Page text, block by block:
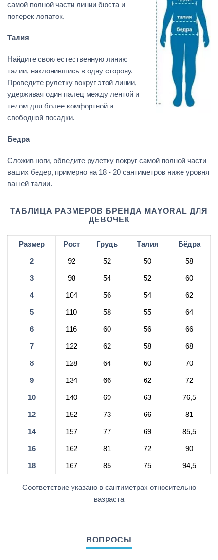
самой полной части линии бюста и
поперек лопаток.
Талия
Найдите свою естественную линию
талии, наклонившись в одну сторону.
Проведите рулетку вокруг этой линии,
удерживая один палец между лентой и
телом для более комфортной и
свободной посадки.
Бедра
Сложив ноги, обведите рулетку вокруг самой полной части
ваших бедер, примерно на 18 - 20 сантиметров ниже уровня
вашей талии.
ТАБЛИЦА РАЗМЕРОВ БРЕНДА MAYORAL ДЛЯ
ДЕВОЧЕК
Размер Рост Грудь Талия Бёдра
2 92 52 50 58
3 98 54 52 60
4 104 56 54 62
5 110 58 55 64
6 116 60 56 66
7 122 62 58 68
8 128 64 60 70
9 134 66 62 72
10 140 69 63 76,5
12 152 73 66 81
14 157 77 69 85,5
16 162 81 72 90
18 167 85 75 94,5
Соответствие указано в сантиметрах относительно
вазраста